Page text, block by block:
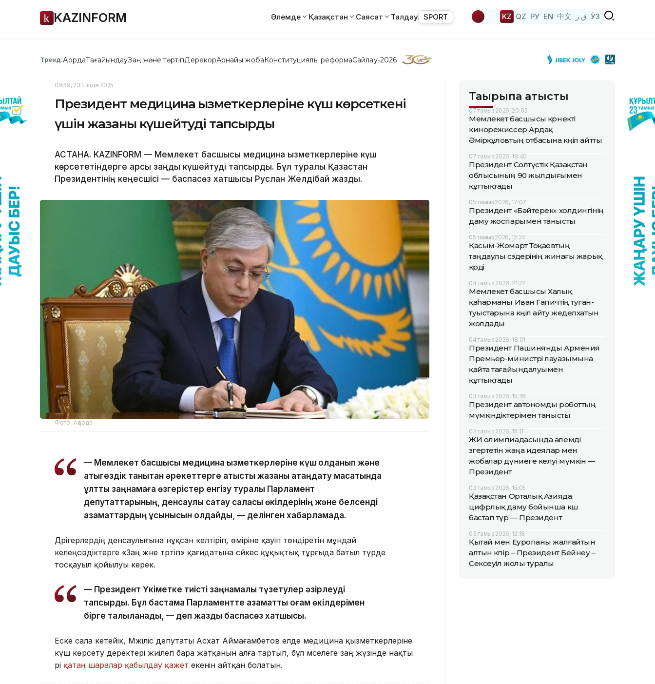
KAZINFORM Әлемде Қазақстан Саясат Талдау SPORT KZ QZ РУ EN 中文 ق ز ЎЗ
Тренд:АқордаТағайындауЗаң және тәртіпДерекқорАрнайы жобаКонституциялық реформаСайлау-2026
09:59, 23 Шілде 2025
Президент медицина қызметкерлеріне күш көрсеткені
үшін жазаны күшейтуді тапсырды
АСТАНА. KAZINFORM — Мемлекет басшысы медицина қызметкерлеріне күш
көрсететіндерге қарсы заңды күшейтуді тапсырды. Бұл туралы Қазақстан
Президентінің кеңесшісі — баспасөз хатшысы Руслан Желдібай жазды.
Фото: Ақорда
— Мемлекет басшысы медицина қызметкерлеріне күш қолданып және
қатыгездік танытқан әрекеттерге қатысты жазаны қатаңдату мақсатында
ұлттық заңнамаға өзгерістер енгізу туралы Парламент
депутаттарының, денсаулық сақтау саласы өкілдерінің және белсенді
азаматтардың ұсынысын қолдайды, — делінген хабарламада.
Дәрігерлердің денсаулығына нұқсан келтіріп, өміріне қауіп төндіретін мұндай
келеңсіздіктерге «Заң және тәртіп» қағидатына сәйкес құқықтық тұрғыда батыл түрде
тосқауыл қойылуы керек.
— Президент Үкіметке тиісті заңнамалық түзетулер әзірлеуді
тапсырды. Бұл бастама Парламентте азаматтық қоғам өкілдерімен
бірге талқыланады, — деп жазды баспасөз хатшысы.
Еске сала кетейік, Мәжіліс депутаты Асхат Аймағамбетов елде медицина қызметкерлеріне
күш көрсету деректері жиілеп бара жатқанын алға тартып, бұл мәселеге заң жүзінде нақты
әрі қатаң шаралар қабылдау қажет екенін айтқан болатын.
Тақырыпқа қатысты
07 тамыз 2026, 20:03
Мемлекет басшысы көрнекті
кинорежиссер Ардақ
Әмірқұловтың отбасына көңіл айтты
07 тамыз 2026, 18:40
Президент Солтүстік Қазақстан
облысының 90 жылдығымен
құттықтады
05 тамыз 2026, 17:07
Президент «Бәйтерек» холдингінің
даму жоспарымен танысты
05 тамыз 2026, 12:24
Қасым-Жомарт Тоқаевтың
таңдаулы сөздерінің жинағы жарық
көрді
04 тамыз 2026, 21:22
Мемлекет басшысы Халық
қаһарманы Иван Гапичтің туған-
туыстарына көңіл айту жеделхатын
жолдады
04 тамыз 2026, 18:01
Президент Пашинянды Армения
Премьер-министрі лауазымына
қайта тағайындалуымен
құттықтады
03 тамыз 2026, 15:28
Президент автономды роботтың
мүмкіндіктерімен танысты
03 тамыз 2026, 15:11
ЖИ олимпиадасында әлемді
өзгертетін жаңа идеялар мен
жобалар дүниеге келуі мүмкін —
Президент
03 тамыз 2026, 15:05
Қазақстан Орталық Азияда
цифрлық даму бойынша көш
бастап тұр — Президент
03 тамыз 2026, 12:18
Қытай мен Еуропаны жалғайтын
алтын көпір – Президент Бейнеу –
Сексеуіл жолы туралы